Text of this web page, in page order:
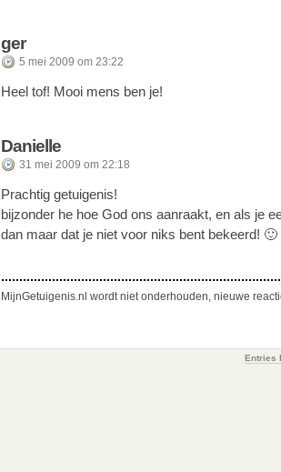
ger
5 mei 2009 om 23:22
Heel tof! Mooi mens ben je!
Danielle
31 mei 2009 om 22:18
Prachtig getuigenis!
bijzonder he hoe God ons aanraakt, en als je
dan maar dat je niet voor niks bent bekeerd! 🙂
MijnGetuigenis.nl wordt niet onderhouden, nieuwe
Entries